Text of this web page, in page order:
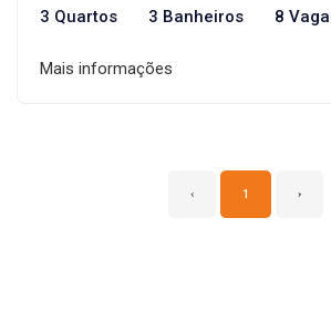
3 Quartos 3 Banheiros 8
Mais informações
‹ 1 ›